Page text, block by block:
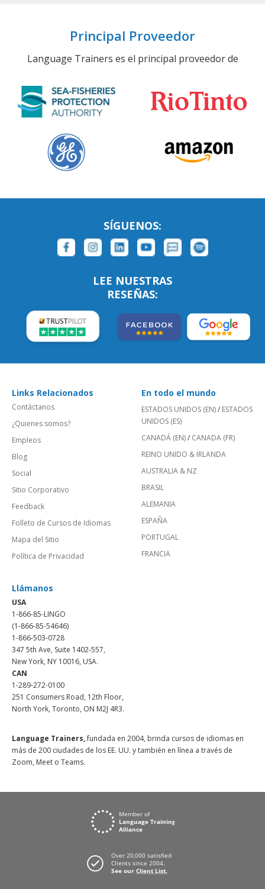
Principal Proveedor
Language Trainers es el principal proveedor de
SÍGUENOS:
LEE NUESTRAS
RESEÑAS:
Links Relacionados
Contáctanos
¿Quienes somos?
Empleos
Blog
Social
Sitio Corporativo
Feedback
Folleto de Cursos de Idiomas
Mapa del Sitio
Política de Privacidad
En todo el mundo
ESTADOS UNIDOS (EN)/ ESTADOS
UNIDOS (ES)
CANADÁ (EN)/ CANADA (FR)
REINO UNIDO & IRLANDA
AUSTRALIA & NZ
BRASIL
ALEMANIA
ESPAÑA
PORTUGAL
FRANCIA
Llámanos
USA
1-866-85-LINGO
(1-866-85-54646)
1-866-503-0728
347 5th Ave, Suite 1402-557,
New York, NY 10016, USA.
CAN
1-289-272-0100
251 Consumers Road, 12th Floor,
North York, Toronto, ON M2J 4R3.
Language Trainers,fundada en 2004, brinda cursos de idiomas en
más de 200 ciudades de los EE. UU. y también en línea a través de
Zoom, Meet o Teams.